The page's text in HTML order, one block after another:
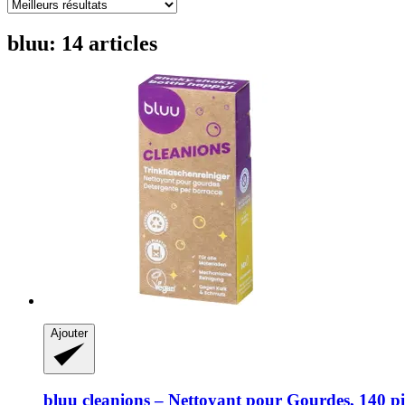
bluu: 14 articles
Ajouter
bluu cleanions – Nettoyant pour Gourdes, 140